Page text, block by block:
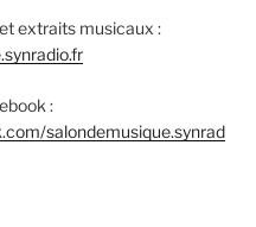
extraits musicaux :
:
salondemusique.synrad